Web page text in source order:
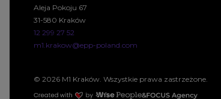
Aleja Pokoju 67
31-580 Kraków
12 299 27 52
m1.krakow@epp-poland.com
© 2026 M1 Kraków. Wszystkie prawa zastrzeżone.